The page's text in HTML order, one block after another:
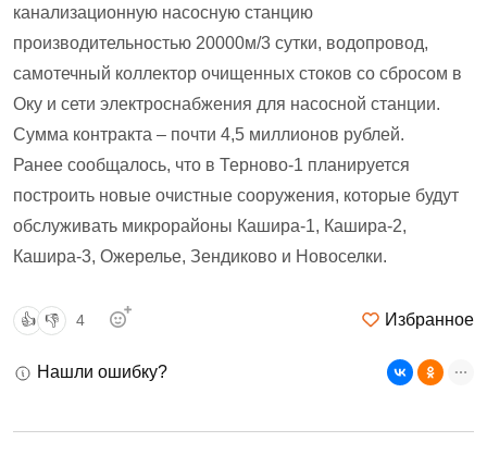
канализационную насосную станцию
производительностью 20000м/3 сутки, водопровод,
самотечный коллектор очищенных стоков со сбросом в
Оку и сети электроснабжения для насосной станции.
Сумма контракта – почти 4,5 миллионов рублей.
Ранее сообщалось, что в Терново-1 планируется
построить новые очистные сооружения, которые будут
обслуживать микрорайоны Кашира-1, Кашира-2,
Кашира-3, Ожерелье, Зендиково и Новоселки.
👍 👎 4 Избранное
Нашли ошибку?